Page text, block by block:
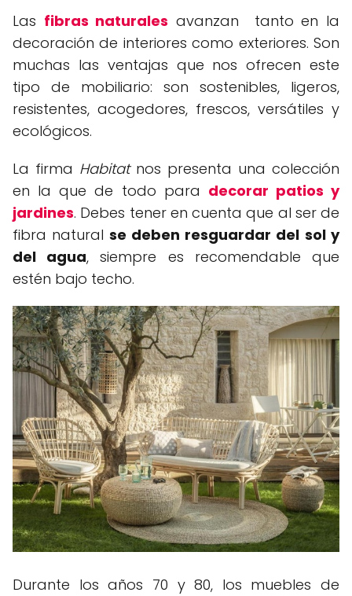
Las fibras naturales avanzan tanto en la
decoración de interiores como exteriores. Son
muchas las ventajas que nos ofrecen este
tipo de mobiliario: son sostenibles, ligeros,
resistentes, acogedores, frescos, versátiles y
ecológicos.
La firma Habitatnos presenta una colección
en la que de todo para decorar patios y
jardines. Debes tener en cuenta que al ser de
fibra natural se deben resguardar del sol y
del agua, siempre es recomendable que
estén bajo techo.
Durante los años 70 y 80, los muebles de